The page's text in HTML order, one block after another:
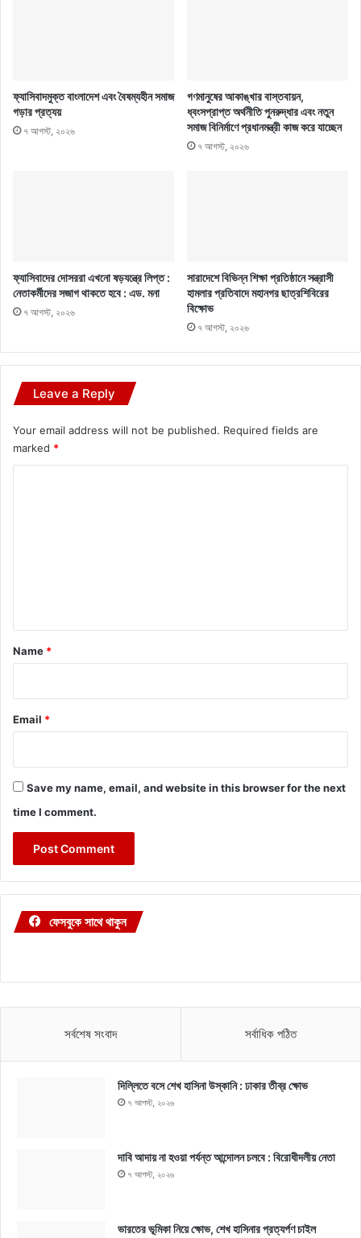
ফ্যাসিবাদমুক্ত বাংলাদেশ এবং বৈষম্যহীন সমাজ
গড়ার প্রত্যয়
৭ আগস্ট, ২০২৬
গণমানুষের আকাঙ্খার বাস্তবায়ন,
ধ্বংসপ্রাপ্ত অর্থনীতি পুনরুদ্ধার এবং নতুন
সমাজ বিনির্মাণে প্রধানমন্ত্রী কাজ করে যাচ্ছেন
৭ আগস্ট, ২০২৬
ফ্যাসিবাদের দোসররা এখনো ষড়যন্ত্রে লিপ্ত :
নেতাকর্মীদের সজাগ থাকতে হবে : এড. মনা
৭ আগস্ট, ২০২৬
সারাদেশে বিভিন্ন শিক্ষা প্রতিষ্ঠানে সন্ত্রাসী
হামলার প্রতিবাদে মহানগর ছাত্রশিবিরের
বিক্ষোভ
৭ আগস্ট, ২০২৬
Leave a Reply
Your email address will not be published. Required fields are
marked *
*
Name *
Email *
Save my name, email, and website in this browser for the next
time I comment.
ফেসবুকে সাথে থাকুন
সর্বশেষ সংবাদ সর্বাধিক পঠিত
দিল্লিতে বসে শেখ হাসিনা উস্কানি : ঢাকার তীব্র ক্ষোভ
৭ আগস্ট, ২০২৬
দাবি আদায় না হওয়া পর্যন্ত আন্দোলন চলবে : বিরোধীদলীয় নেতা
৭ আগস্ট, ২০২৬
ভারতের ভূমিকা নিয়ে ক্ষোভ, শেখ হাসিনার প্রত্যর্পণ চাইল